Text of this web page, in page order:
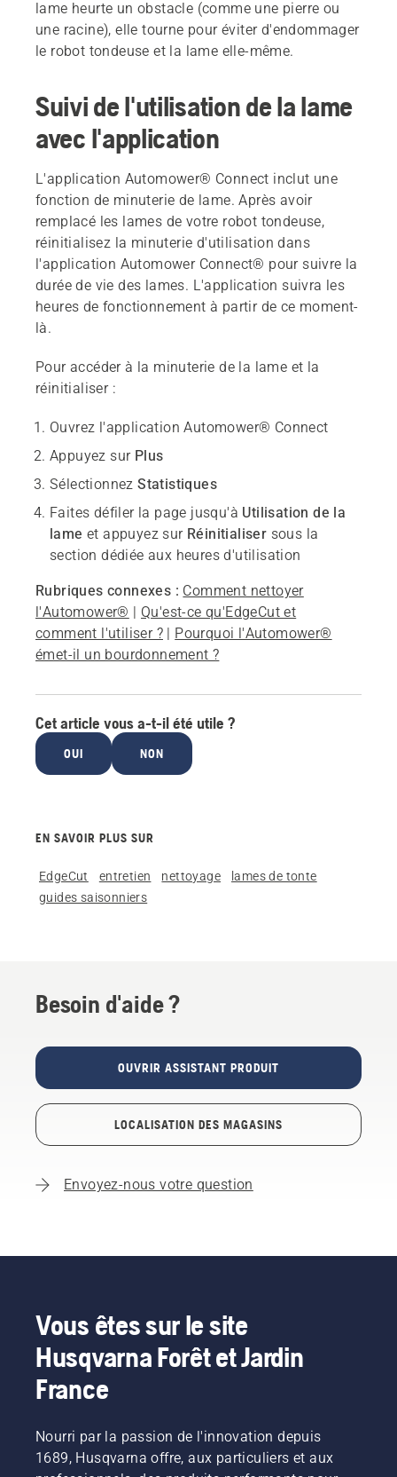
lame heurte un obstacle (comme une pierre ou
une racine), elle tourne pour éviter d'endommager
le robot tondeuse et la lame elle-même.
Suivi de l'utilisation de la lame
avec l'application
L'application Automower® Connect inclut une
fonction de minuterie de lame. Après avoir
remplacé les lames de votre robot tondeuse,
réinitialisez la minuterie d'utilisation dans
l'application Automower Connect® pour suivre la
durée de vie des lames. L'application suivra les
heures de fonctionnement à partir de ce moment-
là.
Pour accéder à la minuterie de la lame et la
réinitialiser :
Ouvrez l'application Automower® Connect
Appuyez sur Plus
SélectionnezStatistiques
Faites défiler la page jusqu'à Utilisation de la
lame et appuyez sur Réinitialiser sous la
section dédiée aux heures d'utilisation
Rubriques connexes : Comment nettoyer
l'Automower® | Qu'est-ce qu'EdgeCut et
comment l'utiliser ? | Pourquoi l'Automower®
émet-il un bourdonnement ?
Cet article vous a-t-il été utile ?
OUI NON
EN SAVOIR PLUS SUR
EdgeCut entretien nettoyage
lames de tonte
guides saisonniers
Besoin d'aide ?
OUVRIR ASSISTANT PRODUIT
LOCALISATION DES MAGASINS
Envoyez-nous votre question
Vous êtes sur le site
Husqvarna Forêt et Jardin
France
Nourri par la passion de l'innovation depuis
1689, Husqvarna offre, aux particuliers et aux